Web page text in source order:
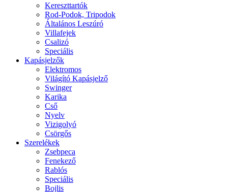
Kereszttartók
Rod-Podok, Tripodok
Általános Leszúró
Villafejek
Csalizó
Speciális
Kapásjelzők
Elektromos
Világító Kapásjelző
Swinger
Karika
Cső
Nyelv
Vizigolyó
Csörgős
Szerelékek
Zsebpeca
Fenekező
Rablós
Speciális
Bojlis